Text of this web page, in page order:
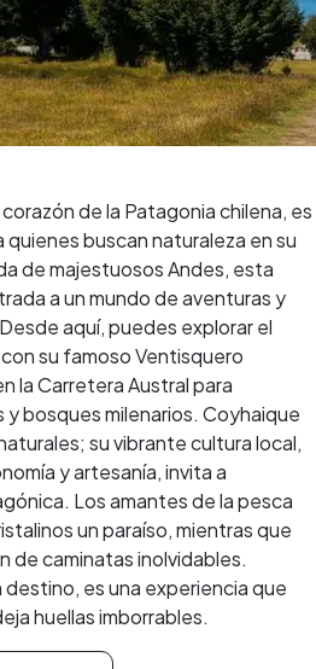
de la Patagonia chilena, es
buscan naturaleza en su
de majestuosos Andes, esta
a un mundo de aventuras y
aquí, puedes explorar el
su famoso Ventisquero
la Carretera Austral para
bosques milenarios. Coyhaique
su vibrante cultura local,
y artesanía, invita a
Los amantes de la pesca
un paraíso, mientras que
de caminatas inolvidables.
es una experiencia que
huellas imborrables.